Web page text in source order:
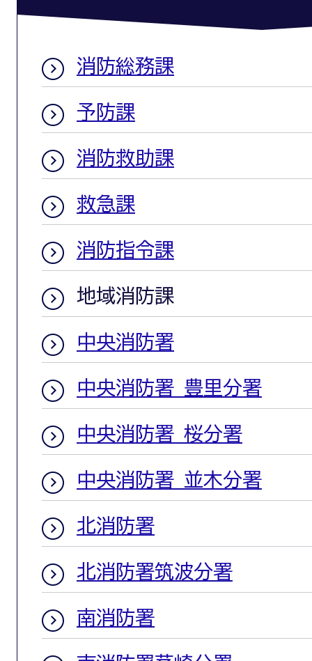
消防総務課
予防課
消防救助課
救急課
消防指令課
地域消防課
中央消防署
中央消防署 豊里分署
中央消防署 桜分署
中央消防署 並木分署
北消防署
北消防署筑波分署
南消防署